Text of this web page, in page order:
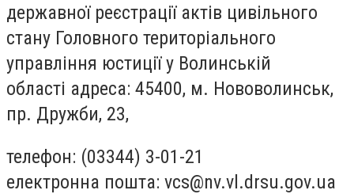
державної реєстрації актів цивільного
стану Головного територіального
управління юстиції у Волинській
області адреса: 45400, м. Нововолинськ,
пр. Дружби, 23,
телефон: (03344) 3-01-21
електронна пошта: vcs@nv.vl.drsu.gov.ua